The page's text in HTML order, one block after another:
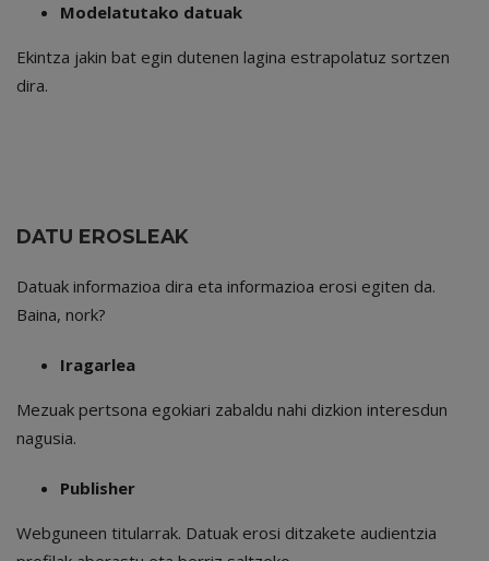
Modelatutako datuak
Ekintza jakin bat egin dutenen lagina estrapolatuz sortzen
dira.
DATU EROSLEAK
Datuak informazioa dira eta informazioa erosi egiten da.
Baina, nork?
Iragarlea
Mezuak pertsona egokiari zabaldu nahi dizkion interesdun
nagusia.
Publisher
Webguneen titularrak. Datuak erosi ditzakete audientzia